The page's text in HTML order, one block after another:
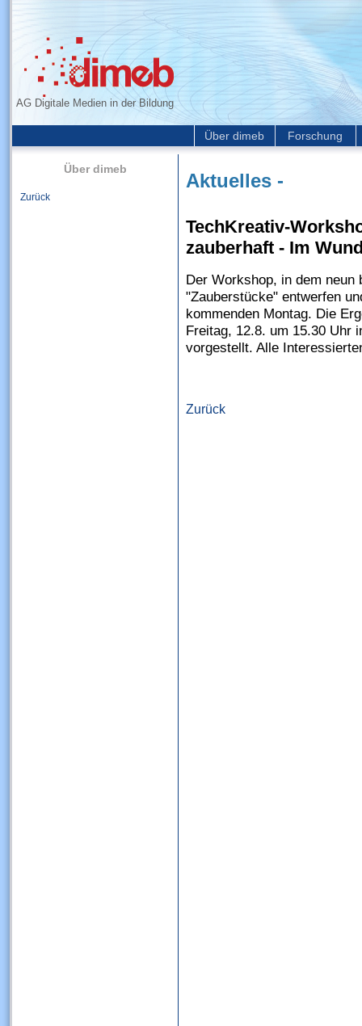
AG Digitale Medien in der Bildung
Über dimeb Forschung
Über dimeb
Zurück
Aktuelles -
TechKreativ-
zauberhaft - Im
Der Workshop, in dem neun
"Zauberstücke" entwerfen
kommenden Montag. Die
Freitag, 12.8. um 15.30 Uhr
vorgestellt. Alle
Zurück